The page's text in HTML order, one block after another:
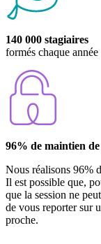
140 000 stagiaires
formés chaque année
96% de maintien de
Nous réalisons 96%
Il est possible que,
que la session ne
de vous reporter sur
proche.